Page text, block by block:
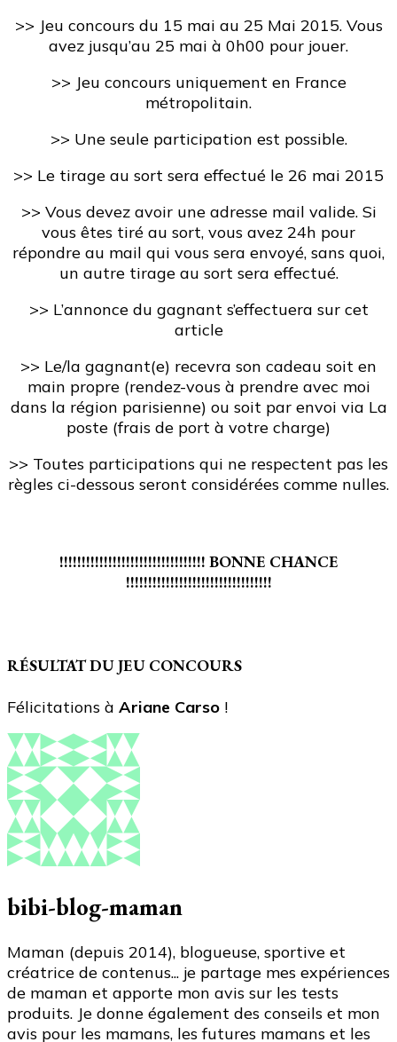
>> Jeu concours du 15 mai au 25 Mai 2015. Vous
avez jusqu’au 25 mai à 0h00 pour jouer.
>> Jeu concours uniquement en France
métropolitain.
>> Une seule participation est possible.
>> Le tirage au sort sera effectué le 26 mai 2015
>> Vous devez avoir une adresse mail valide. Si
vous êtes tiré au sort, vous avez 24h pour
répondre au mail qui vous sera envoyé, sans quoi,
un autre tirage au sort sera effectué.
>> L’annonce du gagnant s’effectuera sur cet
article
>> Le/la gagnant(e) recevra son cadeau soit en
main propre (rendez-vous à prendre avec moi
dans la région parisienne) ou soit par envoi via La
poste (frais de port à votre charge)
>> Toutes participations qui ne respectent pas les
règles ci-dessous seront considérées comme nulles.
!!!!!!!!!!!!!!!!!!!!!!!!!!!!!!!!! BONNE CHANCE
!!!!!!!!!!!!!!!!!!!!!!!!!!!!!!!!!
RÉSULTAT DU JEU CONCOURS
Félicitations à Ariane Carso !
bibi-blog-maman
Maman (depuis 2014), blogueuse, sportive et
créatrice de contenus... je partage mes expériences
de maman et apporte mon avis sur les tests
produits. Je donne également des conseils et mon
avis pour les mamans, les futures mamans et les